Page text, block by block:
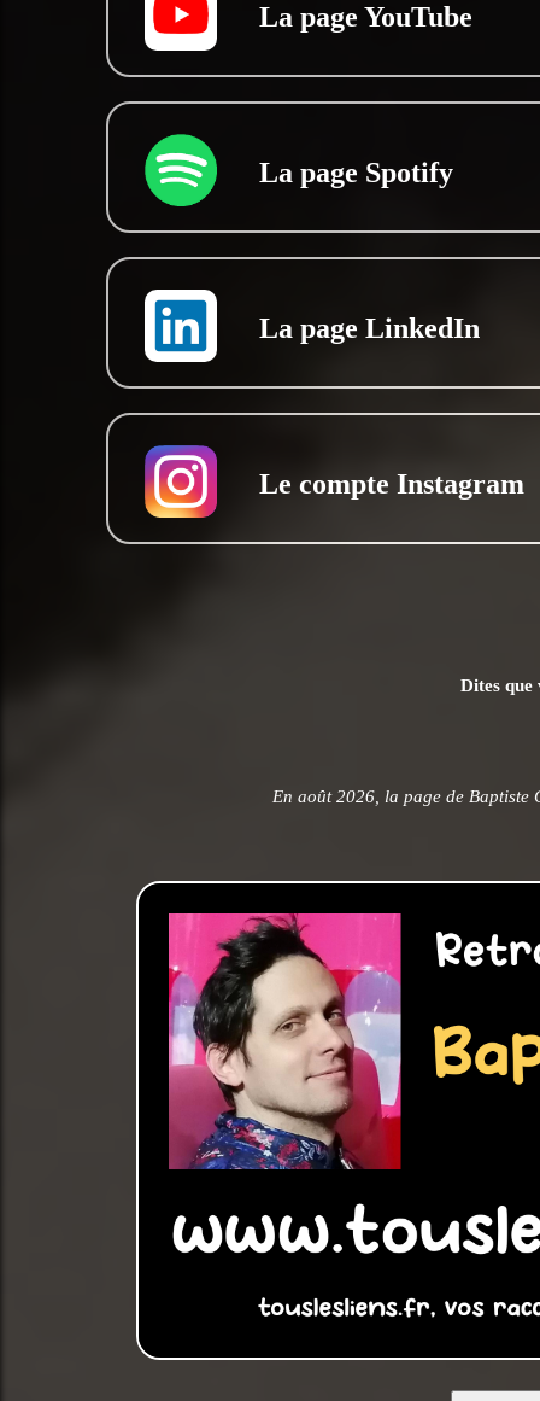
La page YouTube
La page Spotify
La page LinkedIn
Le compte Instagram
Dites que
En août 2026, la page de Baptiste